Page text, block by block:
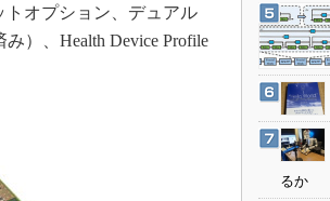
ション
ジメント
トオプション、デュアル
）、Health Device Profile
るか